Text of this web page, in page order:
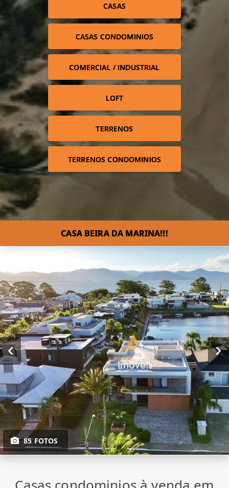
CASAS
CASAS CONDOMINIOS
COMERCIAL / INDUSTRIAL
LOFT
TERRENOS
TERRENOS CONDOMINIOS
CASA BEIRA DA MARINA!!!
85 FOTOS